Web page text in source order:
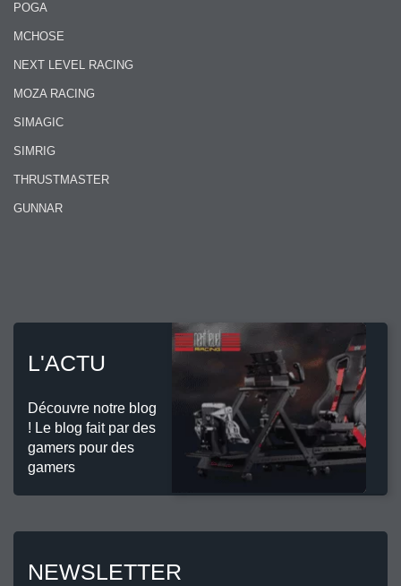
POGA
MCHOSE
NEXT LEVEL RACING
MOZA RACING
SIMAGIC
SIMRIG
THRUSTMASTER
GUNNAR
L'ACTU
Découvre notre blog
! Le blog fait par des
gamers pour des
gamers
NEWSLETTER